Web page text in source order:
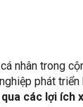
nhân trong
phát
các lợi ích